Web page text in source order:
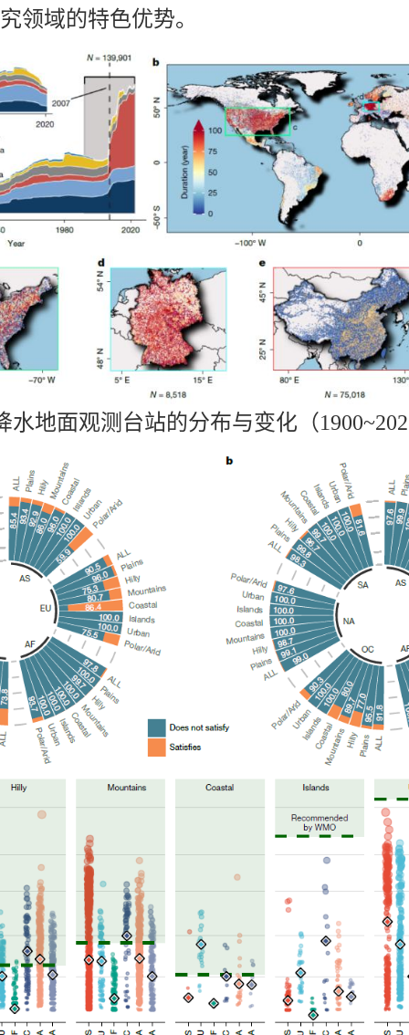
领域的特色优势。
水地面观测台站的分布与变化（